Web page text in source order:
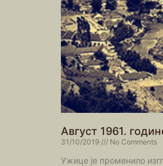
Август 1961.
31/10/2019 No Comments
Ужице је променило